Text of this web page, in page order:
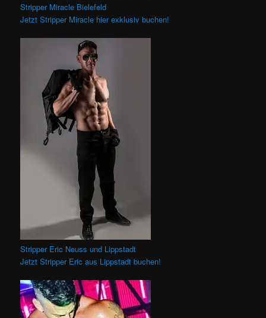
Stripper Miracle Bielefeld
Jetzt Stripper Miracle hier exklusiv buchen!
Stripper Eric Neuss und Lippstadt
Jetzt Stripper Eric aus Lippstadt buchen!